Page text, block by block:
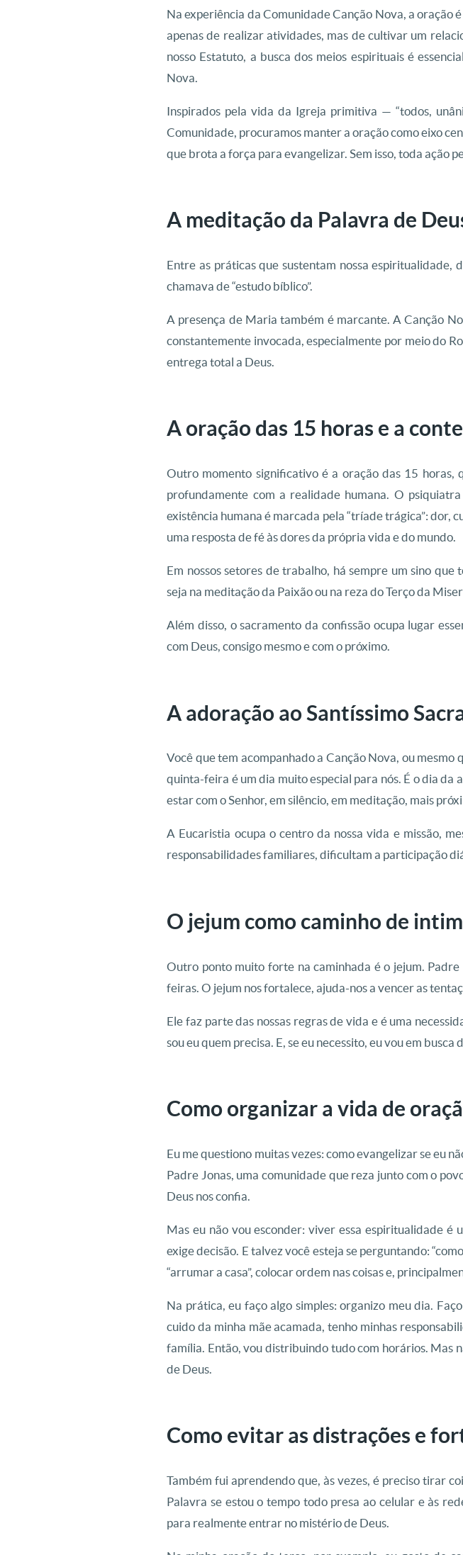
Na experiência da Comunidade Canção Nova, a oração
apenas de realizar atividades, mas de cultivar um
nosso Estatuto, a busca dos meios espirituais é
Nova.
Inspirados pela vida da Igreja primitiva — “todos,
Comunidade, procuramos manter a oração como eixo
que brota a força para evangelizar. Sem isso, toda ação
A meditação da Palavra de
Entre as práticas que sustentam nossa
chamava de “estudo bíblico”.
A presença de Maria também é marcante. A Canção
constantemente invocada, especialmente por meio do
entrega total a Deus.
A oração das 15 horas e a
Outro momento significativo é a oração das 15 horas,
profundamente com a realidade humana. O
existência humana é marcada pela “tríade trágica”: dor,
uma resposta de fé às dores da própria vida e do mundo.
Em nossos setores de trabalho, há sempre um sino
seja na meditação da Paixão ou na reza do Terço da
Além disso, o sacramento da confissão ocupa lugar
com Deus, consigo mesmo e com o próximo.
A adoração ao Santíssimo
Você que tem acompanhado a Canção Nova, ou
quinta-feira é um dia muito especial para nós. É o dia
estar com o Senhor, em silêncio, em meditação, mais
A Eucaristia ocupa o centro da nossa vida e missão,
responsabilidades familiares, dificultam a participação
O jejum como caminho de
Outro ponto muito forte na caminhada é o jejum.
feiras. O jejum nos fortalece, ajuda-nos a vencer as
Ele faz parte das nossas regras de vida e é uma
sou eu quem precisa. E, se eu necessito, eu vou em
Como organizar a vida de
Eu me questiono muitas vezes: como evangelizar se eu
Padre Jonas, uma comunidade que reza junto com o
Deus nos confia.
Mas eu não vou esconder: viver essa espiritualidade é
exige decisão. E talvez você esteja se perguntando:
“arrumar a casa”, colocar ordem nas coisas e,
Na prática, eu faço algo simples: organizo meu dia.
cuido da minha mãe acamada, tenho minhas
família. Então, vou distribuindo tudo com horários. Mas
de Deus.
Como evitar as distrações e
Também fui aprendendo que, às vezes, é preciso tirar
Palavra se estou o tempo todo presa ao celular e às
para realmente entrar no mistério de Deus.